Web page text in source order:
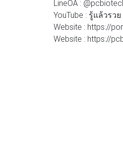
LineOA :
YouTube : รู้แล้วรว
Website : https://
Website : https://